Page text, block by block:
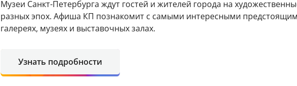
Музеи Санкт-Петербурга ждут гостей и жителей города на
разных эпох. Афиша КП познакомит с самыми интересными
галереях, музеях и выставочных залах.
Узнать подробности